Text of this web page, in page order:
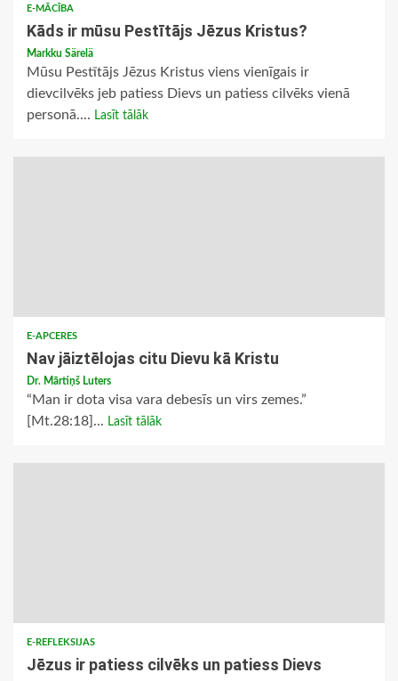
E-MĀCĪBA
Kāds ir mūsu Pestītājs Jēzus Kristus?
Markku Särelä
Mūsu Pestītājs Jēzus Kristus viens vienīgais ir
dievcilvēks jeb patiess Dievs un patiess cilvēks vienā
personā.... Lasīt tālāk
E-APCERES
Nav jāiztēlojas citu Dievu kā Kristu
Dr. Mārtiņš Luters
“Man ir dota visa vara debesīs un virs zemes.”
[Mt.28:18]... Lasīt tālāk
E-REFLEKSIJAS
Jēzus ir patiess cilvēks un patiess Dievs